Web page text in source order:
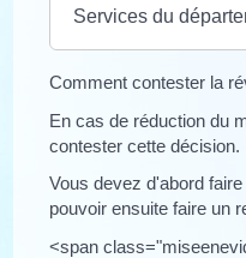
Services du
Comment contester la
En cas de réduction du
contester cette décision.
Vous devez d'abord
pouvoir ensuite faire un
<span